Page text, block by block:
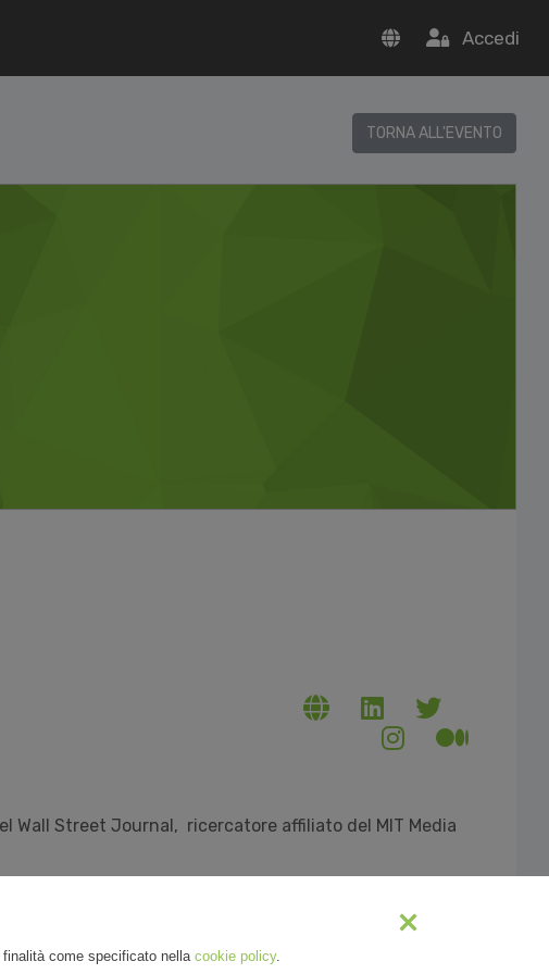
Accedi
TORNA ALL'EVENTO
Wall Street Journal, ricercatore affiliato del MIT Media
come specificato nella cookie policy.